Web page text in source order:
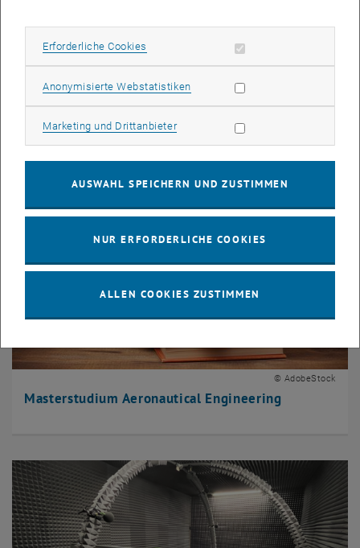
Subseiten von
Subseiten von
Subseiten von Labor
Kooperation
© AdobeStock
Masterstudium Aeronautical Engineering
© AdobeStock
Erforderliche Cookies Erforderliche Cookies zulassen
Anonymisierte WebstatistikenStatistik Cookies zulassen
Marketing und DrittanbieterMarketing Cookies zulassen
AUSWAHL SPEICHERN UND ZUSTIMMEN
NUR ERFORDERLICHE COOKIES
ALLEN COOKIES ZUSTIMMEN